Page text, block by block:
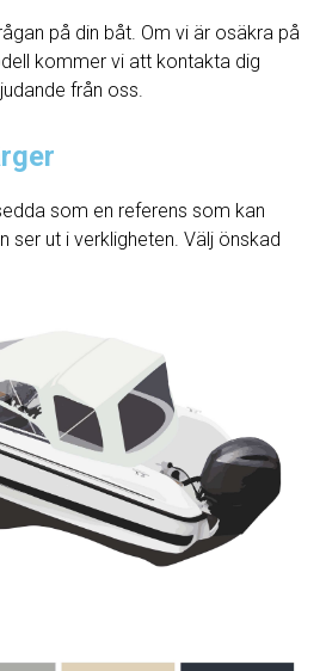
på din båt. Om vi ​​är osäkra på
kommer vi att kontakta dig
från oss.
som en referens som kan
ser ut i verkligheten. Välj önskad